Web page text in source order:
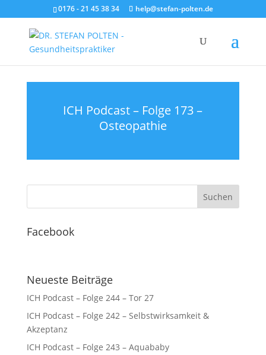
0176 - 21 45 38 34 help@stefan-polten.de
ICH Podcast – Folge 173 –
Osteopathie
Facebook
Neueste Beiträge
ICH Podcast – Folge 244 – Tor 27
ICH Podcast – Folge 242 – Selbstwirksamkeit &
Akzeptanz
ICH Podcast – Folge 243 – Aquababy